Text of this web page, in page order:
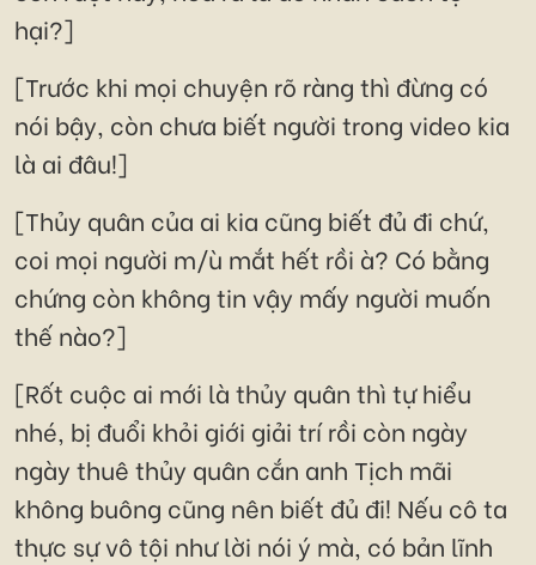
hại?]
[Trước khi mọi chuyện rõ ràng thì đừng có
nói bậy, còn chưa biết người trong video kia
là ai đâu!]
[Thủy quân của ai kia cũng biết đủ đi chứ,
coi mọi người m/ù mắt hết rồi à? Có bằng
chứng còn không tin vậy mấy người muốn
thế nào?]
[Rốt cuộc ai mới là thủy quân thì tự hiểu
nhé, bị đuổi khỏi giới giải trí rồi còn ngày
ngày thuê thủy quân cắn anh Tịch mãi
không buông cũng nên biết đủ đi! Nếu cô ta
thực sự vô tội như lời nói ý mà, có bản lĩnh